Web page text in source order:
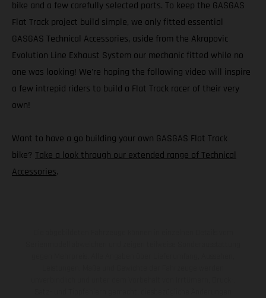
bike and a few carefully selected parts. To keep the GASGAS
Flat Track project build simple, we only fitted essential
GASGAS Technical Accessories, aside from the Akrapovic
Evolution Line Exhaust System our mechanic fitted while no
one was looking! We're hoping the following video will inspire
a few intrepid riders to build a Flat Track racer of their very
own!
Want to have a go building your own GASGAS Flat Track
bike? Take a look through our extended range of Technical
Accessories.